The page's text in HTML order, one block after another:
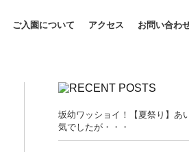
ご入園について アクセス お問い合わ
坂幼ワッショイ！【夏祭り】あ
気でしたが・・・